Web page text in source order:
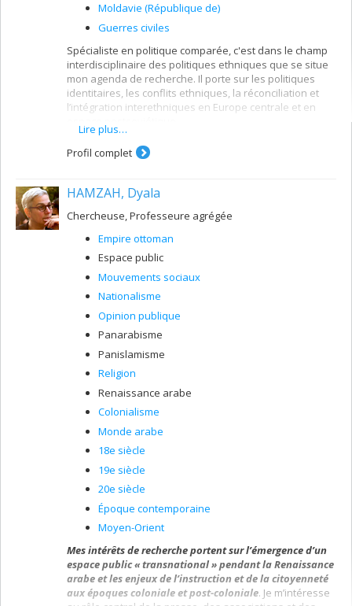
Moldavie (République de)
Guerres civiles
Spécialiste en politique comparée, c'est dans le champ
interdisciplinaire des politiques ethniques que se situe
mon agenda de recherche. Il porte sur les politiques
identitaires, les conflits ethniques, la réconciliation et
l’intégration interethniques en Europe centrale et en
Je m’intéresse plus particulièrement aux
transformations identitaires comprises dans un cadre
politiques, stratégies des élites et la réceptivité
sociétale. Mon agenda comprend trois axes de
recherche. Le premier explore les politiques de la
dans les pays post-communistes. Le deuxième étudie
les processus de la construction des nations et porte
principalement sur les politiques historiques dans les
sociétés post-conflits armés et les de fato États, soit le
Chypre turque, l'Abkhazie (Géorgie) et la Transnistrie
(Moldova). Le troisième axe se penche sur les
processus institutionnels et politiques de la construction
de la confiance inter-ethnique dans les sociétés
divisées. Avec Françoise Montambeault, nous étudions,
par exemple, les mécanismes de délibération propices
Lire plus…
Profil complet
HAMZAH, Dyala
Chercheuse, Professeure agrégée
Empire ottoman
Espace public
Mouvements sociaux
Nationalisme
Opinion publique
Panarabisme
Panislamisme
Religion
Renaissance arabe
Colonialisme
Monde arabe
18e siècle
19e siècle
20e siècle
Époque contemporaine
Moyen-Orient
Mes intérêts de recherche portent sur l’émergence d’un
espace public « transnational » pendant la Renaissance
arabe et les enjeux de l’instruction et de la citoyenneté
aux époques coloniale et post-coloniale. Je m’intéresse